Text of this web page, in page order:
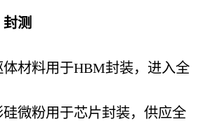
测
材料用于HBM封装，进入全
微粉用于芯片封装，供应全